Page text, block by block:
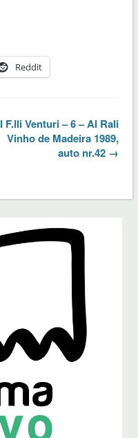
Reddit
I F.lli Venturi – 6 – Al Rali
Vinho de Madeira 1989,
auto nr.42 →